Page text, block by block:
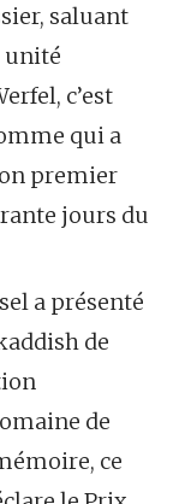
saluant
unité
c’est
qui a
premier
jours du
a présenté
de
de
ce